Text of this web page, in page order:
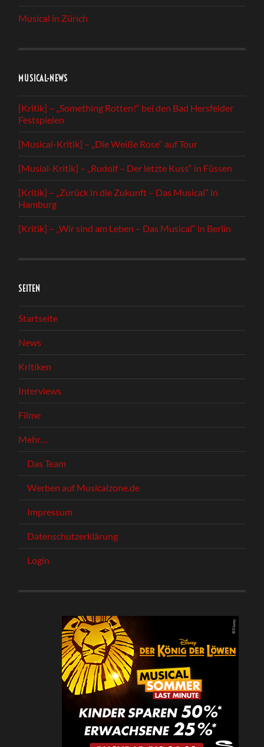
Musical in Zürich
MUSICAL-NEWS
[Kritik] – „Something Rotten!“ bei den Bad Hersfelder
Festspielen
[Musical-Kritik] – „Die Weiße Rose“ auf Tour
[Musial-Kritik] – „Rudolf – Der letzte Kuss“ in Füssen
[Kritik] – „Zurück in die Zukunft – Das Musical“ in
Hamburg
[Kritik] – „Wir sind am Leben – Das Musical“ in Berlin
SEITEN
Startseite
News
Kritiken
Interviews
Filme
Mehr…
Das Team
Werben auf Musicalzone.de
Impressum
Datenschutzerklärung
Login